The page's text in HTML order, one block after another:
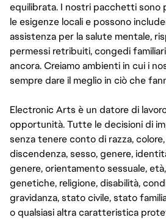
equilibrata. I nostri pacchetti sono
le esigenze locali e possono
assistenza per la salute mentale,
permessi retribuiti, congedi
ancora. Creiamo ambienti in cui i
sempre dare il meglio in ciò che
Electronic Arts è un datore di
opportunità. Tutte le decisioni di
senza tenere conto di razza,
discendenza, sesso, genere,
genere, orientamento sessuale,
genetiche, religione, disabilità,
gravidanza, stato civile, stato
o qualsiasi altra caratteristica